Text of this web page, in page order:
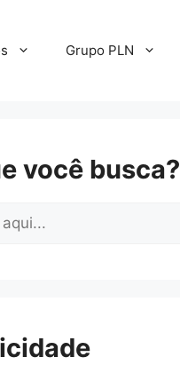
Grupo PLN
você busca?